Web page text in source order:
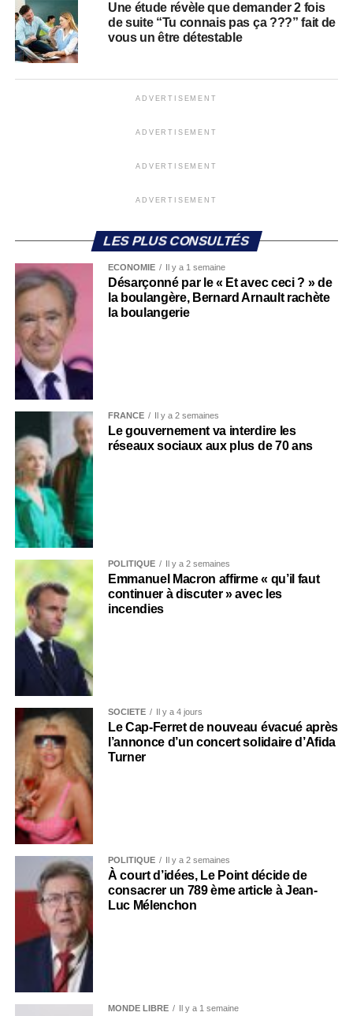
Une étude révèle que demander 2 fois
de suite “Tu connais pas ça ???” fait de
vous un être détestable
ADVERTISEMENT
ADVERTISEMENT
ADVERTISEMENT
ADVERTISEMENT
LES PLUS CONSULTÉS
ECONOMIE Il y a 1 semaine
Désarçonné par le « Et avec ceci ? » de
la boulangère, Bernard Arnault rachète
la boulangerie
FRANCE Il y a 2 semaines
Le gouvernement va interdire les
réseaux sociaux aux plus de 70 ans
POLITIQUE Il y a 2 semaines
Emmanuel Macron affirme « qu’il faut
continuer à discuter » avec les
incendies
SOCIÉTÉ Il y a 4 jours
Le Cap-Ferret de nouveau évacué après
l’annonce d’un concert solidaire d’Afida
Turner
POLITIQUE Il y a 2 semaines
À court d’idées, Le Point décide de
consacrer un 789 ème article à Jean-
Luc Mélenchon
MONDE LIBRE Il y a 1 semaine